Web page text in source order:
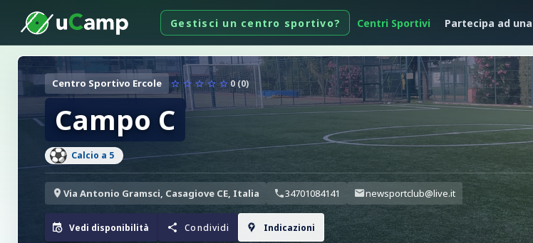
Gestisci un centro sportivo? Centri Sportivi Partecipa ad
Centro Sportivo Ercole 0 (0)
Campo C
Calcio a 5
Via Antonio Gramsci, Casagiove CE, Italia 34701084141 newsportclub@live.it
Vedi disponibilità Condividi Indicazioni